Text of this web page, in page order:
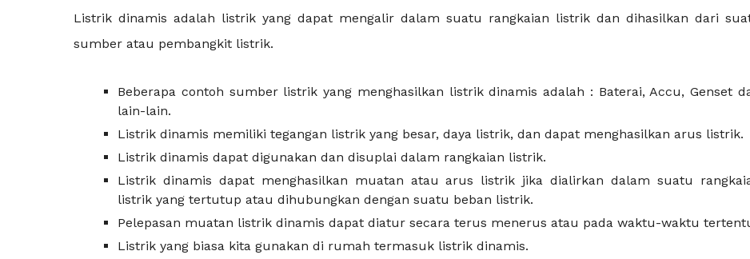
Listrik dinamis adalah listrik yang dapat mengalir dalam suatu rangkaian listrik dan dihasilkan dari
sumber atau pembangkit listrik.
Beberapa contoh sumber listrik yang menghasilkan listrik dinamis adalah : Baterai, Accu, Genset
lain-lain.
Listrik dinamis memiliki tegangan listrik yang besar, daya listrik, dan dapat menghasilkan arus listrik.
Listrik dinamis dapat digunakan dan disuplai dalam rangkaian listrik.
Listrik dinamis dapat menghasilkan muatan atau arus listrik jika dialirkan dalam suatu
listrik yang tertutup atau dihubungkan dengan suatu beban listrik.
Pelepasan muatan listrik dinamis dapat diatur secara terus menerus atau pada waktu-waktu
Listrik yang biasa kita gunakan di rumah termasuk listrik dinamis.